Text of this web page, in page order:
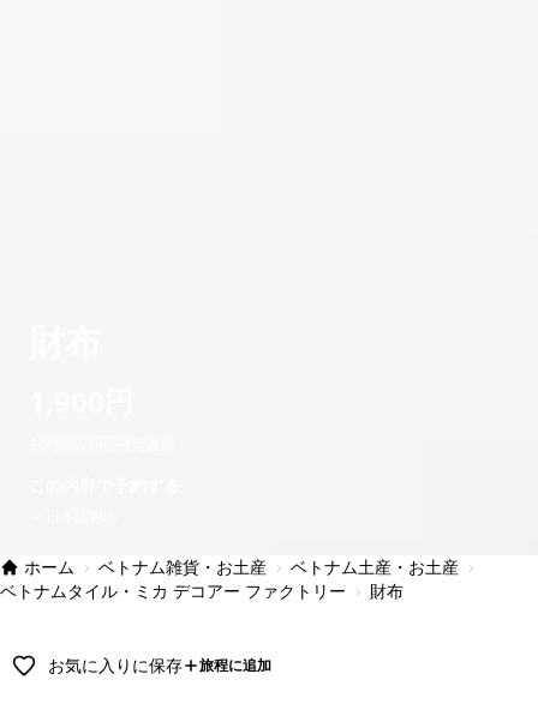
ホーム › ベトナム雑貨・お土産 › ベトナム土産・お土産 ›
ベトナムタイル・ミカ デコアー ファクトリー › 財布
お気に入りに保存 旅程に追加